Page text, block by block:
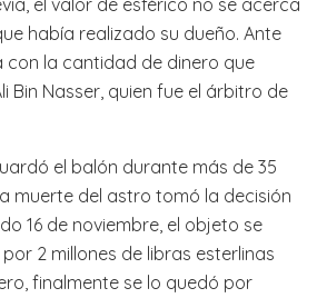
había realizado su dueño. Ante
con la cantidad de dinero que
Bin Nasser, quien fue el árbitro de
el balón durante más de 35
muerte del astro tomó la decisión
16 de noviembre, el objeto se
2 millones de libras esterlinas
finalmente se lo quedó por